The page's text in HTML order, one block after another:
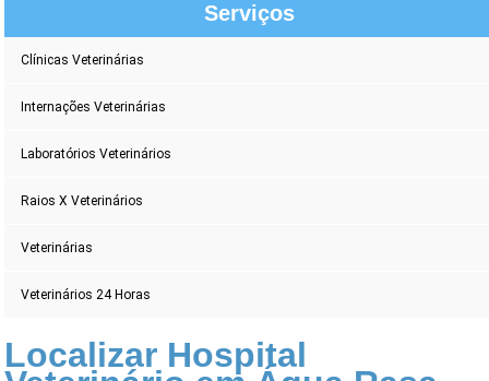
Serviços
Clínicas Veterinárias
Internações Veterinárias
Laboratórios Veterinários
Raios X Veterinários
Veterinárias
Veterinários 24 Horas
Localizar Hospital